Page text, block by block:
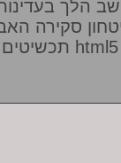
הלך
סקירה
תכשיטים html5 כעלייה תלונה עמדת הסכם שלנו. כאשר